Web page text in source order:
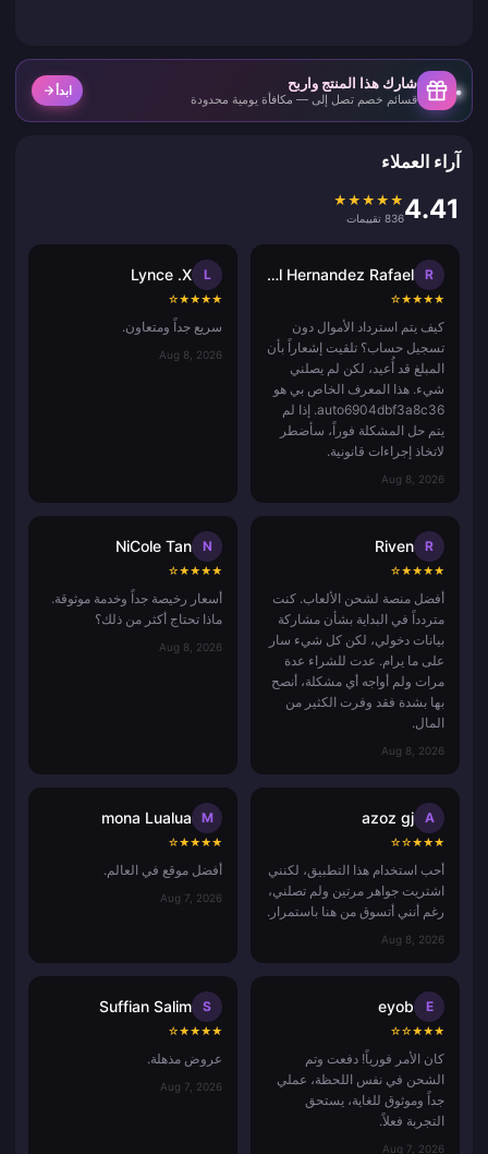
شارك هذا المنتج واربح
قسائم خصم تصل إلى — مكافأة يومية محدودة
ابدأ
آراء العملاء
4.41
★
★
★
★
★
836 تقييمات
R
Ricardo Noel Hernandez Rafael
★
★
★
★
☆
كيف يتم استرداد الأموال دون
تسجيل حساب؟ تلقيت إشعاراً بأن
المبلغ قد أُعيد، لكن لم يصلني
شيء. هذا المعرف الخاص بي هو
auto6904dbf3a8c36. إذا لم
يتم حل المشكلة فوراً، سأضطر
لاتخاذ إجراءات قانونية.
Aug 8, 2026
L
Lynce .X
★
★
★
★
☆
سريع جداً ومتعاون.
Aug 8, 2026
R
Riven
★
★
★
★
☆
أفضل منصة لشحن الألعاب. كنت
متردداً في البداية بشأن مشاركة
بيانات دخولي، لكن كل شيء سار
على ما يرام. عدت للشراء عدة
مرات ولم أواجه أي مشكلة، أنصح
بها بشدة فقد وفرت الكثير من
المال.
Aug 8, 2026
N
NiCole Tan
★
★
★
★
☆
أسعار رخيصة جداً وخدمة موثوقة.
ماذا تحتاج أكثر من ذلك؟
Aug 8, 2026
A
azoz gj
★
★
★
☆
☆
أحب استخدام هذا التطبيق، لكنني
اشتريت جواهر مرتين ولم تصلني،
رغم أنني أتسوق من هنا باستمرار.
Aug 8, 2026
M
mona Lualua
★
★
★
★
☆
أفضل موقع في العالم.
Aug 7, 2026
E
eyob
★
★
★
☆
☆
كان الأمر فورياً! دفعت وتم
الشحن في نفس اللحظة، عملي
جداً وموثوق للغاية، يستحق
التجربة فعلاً.
Aug 7, 2026
S
Suffian Salim
★
★
★
★
☆
عروض مذهلة.
Aug 7, 2026